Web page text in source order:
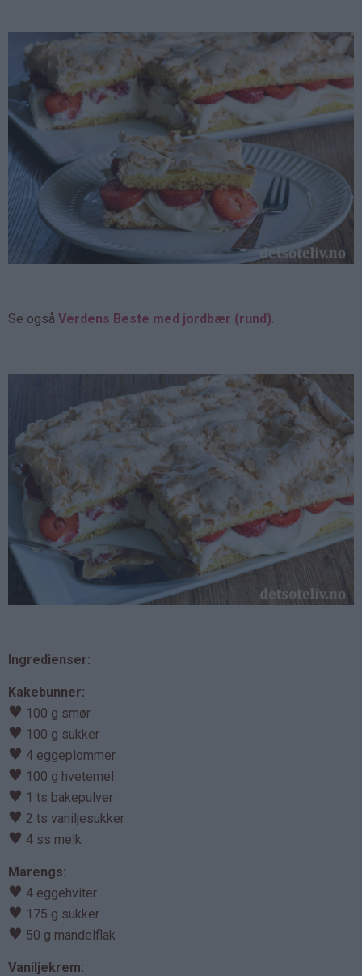
Se også Verdens Beste med jordbær (rund)
Ingredienser:
Kakebunner:
♥ 100 g smør
♥ 100 g sukker
♥ 4 eggeplommer
♥ 100 g hvetemel
♥ 1 ts bakepulver
♥ 2 ts vaniljesukker
♥ 4 ss melk
Marengs:
♥ 4 eggehviter
♥ 175 g sukker
♥ 50 g mandelflak
Vaniljekrem: